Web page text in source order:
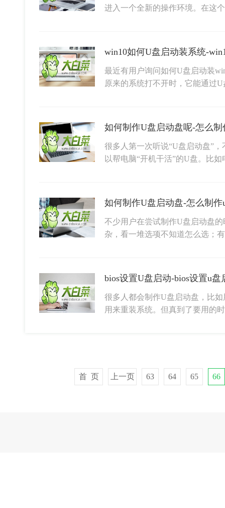
进入一个全新的操作环境。在这
win10如何U盘启动装系统-
最近有用户询问如何U盘启动装
原来的系统打不开时，它能通过
如何制作U盘启动盘呢-怎么
很多人第一次听说“U盘启动盘”
以帮电脑“开机干活”的U盘。比
如何制作U盘启动盘-怎么制
不少用户在尝试制作U盘启动盘
杂，看一堆选项不知道怎么选；
bios设置U盘启动-bios设置u盘
很多人都会制作U盘启动盘，比
用来重装系统。但真到了要用的
首 页 上一页 63 64 65 66